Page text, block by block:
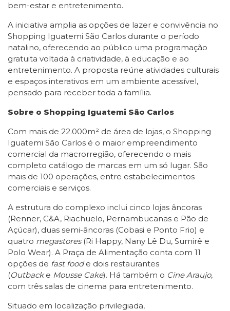
bem-estar e entretenimento.
A iniciativa amplia as opções de lazer e convivência no
Shopping Iguatemi São Carlos durante o período
natalino, oferecendo ao público uma programação
gratuita voltada à criatividade, à educação e ao
entretenimento. A proposta reúne atividades culturais
e espaços interativos em um ambiente acessível,
pensado para receber toda a família.
Sobre o Shopping Iguatemi São Carlos
Com mais de 22.000m² de área de lojas, o Shopping
Iguatemi São Carlos é o maior empreendimento
comercial da macrorregião, oferecendo o mais
completo catálogo de marcas em um só lugar. São
mais de 100 operações, entre estabelecimentos
comerciais e serviços.
A estrutura do complexo inclui cinco lojas âncoras
(Renner, C&A, Riachuelo, Pernambucanas e Pão de
Açúcar), duas semi-âncoras (Cobasi e Ponto Frio) e
quatro megastores(Ri Happy, Nany Lê Du, Sumirê e
Polo Wear). A Praça de Alimentação conta com 11
opções de fast foode dois restaurantes
(Outbacke Mousse Cake). Há também o Cine Araujo,
com três salas de cinema para entretenimento.
Situado em localização privilegiada,